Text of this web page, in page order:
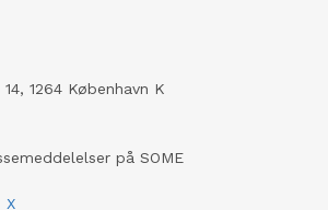
1264 København K
på SOME
X